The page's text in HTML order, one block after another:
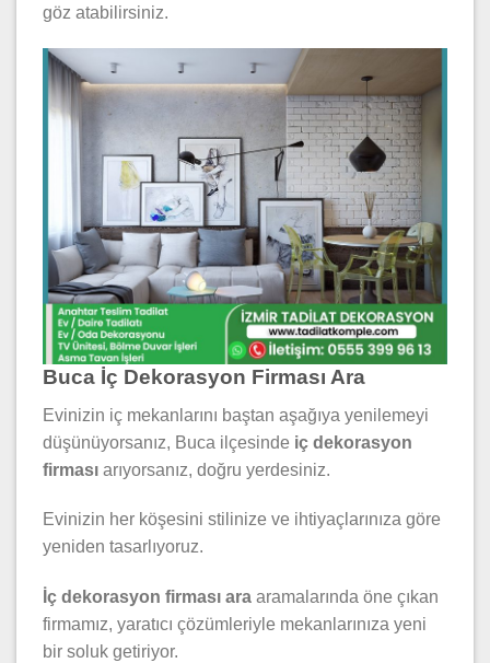
göz atabilirsiniz.
Buca İç Dekorasyon Firması Ara
Evinizin iç mekanlarını baştan aşağıya yenilemeyi
düşünüyorsanız, Buca ilçesinde iç dekorasyon
firması arıyorsanız, doğru yerdesiniz.
Evinizin her köşesini stilinize ve ihtiyaçlarınıza göre
yeniden tasarlıyoruz.
İç dekorasyon firması ara aramalarında öne çıkan
firmamız, yaratıcı çözümleriyle mekanlarınıza yeni
bir soluk getiriyor.